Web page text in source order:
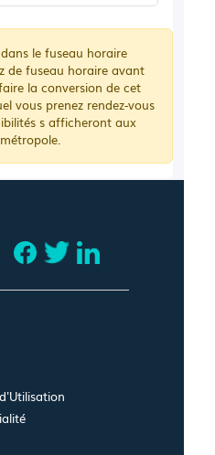
le fuseau horaire
de fuseau horaire avant
la conversion de cet
vous prenez rendez-vous
s afficheront aux